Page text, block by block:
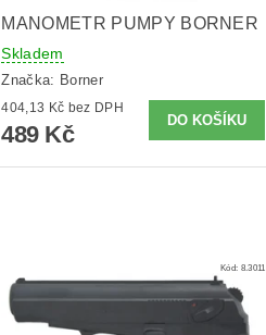
MANOMETR PUMPY BORNER
Skladem
Značka: Borner
404,13 Kč bez DPH
489 Kč
Kód: 8.3011